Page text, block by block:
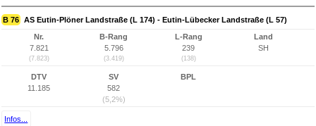
B 76 AS Eutin-Plöner Landstraße (L 174) - Eutin-Lübecker Landstraße (L 57)
Nr.
7.821
(7.823)
B-Rang
5.796
(3.419)
L-Rang
239
(138)
Land
SH
DTV
11.185
SV
582
(5,2%)
BPL
Infos...